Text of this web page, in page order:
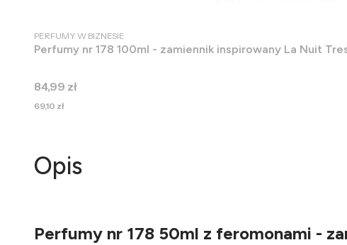
PRODUCENT
PERFUMY W BIZNESIE
Perfumy nr 178 100ml - zamiennik inspirowany La Nuit
Cena
84,99 zł
Cena
69,10 zł
Opis
Perfumy nr 178 50ml z feromonami -